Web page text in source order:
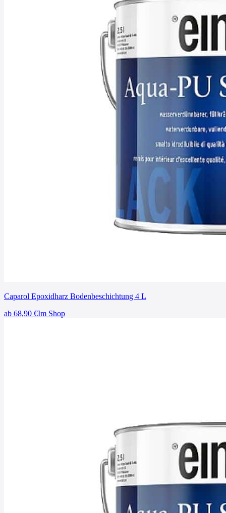
Caparol Epoxidharz Bodenbeschichtung 4 L
ab 68,90 €Im Shop